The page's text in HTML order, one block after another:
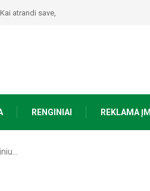
žmogui nieko netrūksta“
RENGINIAI REKLAMA